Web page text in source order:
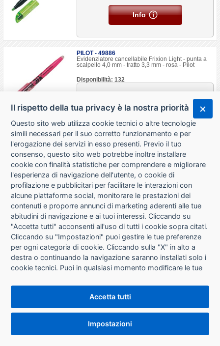
Info
PILOT - 49886
Evidenziatore cancellabile Frixion Light - punta a
scalpello 4,0 mm - tratto 3,3 mm - rosa - Pilot
Disponibilità: 132
Info
PILOT - 77218
Evidenziatore cancellabile Frixion Light soft - punta
a scalpello 4,0mm - tratto 3,3mm - viola soft - Pilot
Disponibilità: 60
Info
PILOT - 77219
Evidenziatore cancellabile Frixion Light soft - punta
a scalpello 4,0mm - tratto 3,3mm - azzurro soft -
Pilot
Disponibilità: 48
STABILO - 80005
Il rispetto della tua privacy è la nostra priorità
Questo sito web utilizza cookie tecnici o altre tecnologie
simili necessari per il suo corretto funzionamento e per
l'erogazione dei servizi in esso presenti. Previo il tuo
consenso, questo sito web potrebbe inoltre installare
cookie con finalità statistiche per comprendere e migliorare
l'esperienza di navigazione dell'utente, o cookie di
profilazione e pubblicitari per facilitare le interazioni con
alcune piattaforme social, monitorare le prestazioni dei
contenuti e proporre annunci di marketing aderenti alle tue
abitudini di navigazione e ai tuoi interessi. Cliccando su
"Accetta tutti" acconsenti all'uso di tutti i cookie sopra citati.
Cliccando su "Impostazioni" puoi gestire le tue preferenze
per ogni categoria di cookie. Cliccando sulla "X" in alto a
destra o continuando la navigazione saranno installati solo i
cookie tecnici. Puoi in qualsiasi momento modificare le tue
che si trova in fondo alle pagine del sito. Per maggiori
informazioni consulta la nostraInformativa sui cookie
Accetta tutti
Impostazioni